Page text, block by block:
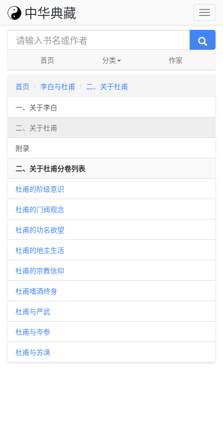
中华典藏
首页 分类 作家
首页 李白与杜甫
二、关于杜甫
一、关于李白
二、关于杜甫
附录
二、关于杜甫分卷列表
杜甫的阶级意识
杜甫的门阀观念
杜甫的功名欲望
杜甫的地主生活
杜甫的宗教信仰
杜甫嗜酒终身
杜甫与严武
杜甫与岑参
杜甫与苏涣